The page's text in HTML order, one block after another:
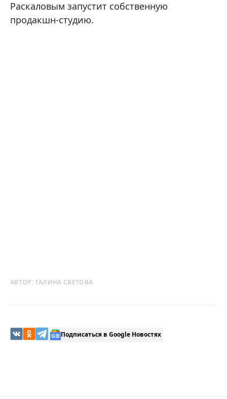
Раскаловым запустит собственную
продакшн-студию.
АВТОР: ГАЛИНА СВЕТОВА
Подписаться в Google Новостях